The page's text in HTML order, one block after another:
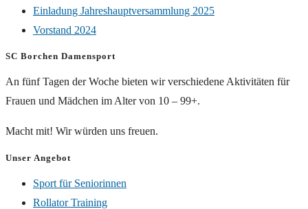
Einladung Jahreshauptversammlung 2025
Vorstand 2024
SC Borchen Damensport
An fünf Tagen der Woche bieten wir verschiedene Aktivitäten für
Frauen und Mädchen im Alter von 10 – 99+.
Macht mit! Wir würden uns freuen.
Unser Angebot
Sport für Seniorinnen
Rollator Training